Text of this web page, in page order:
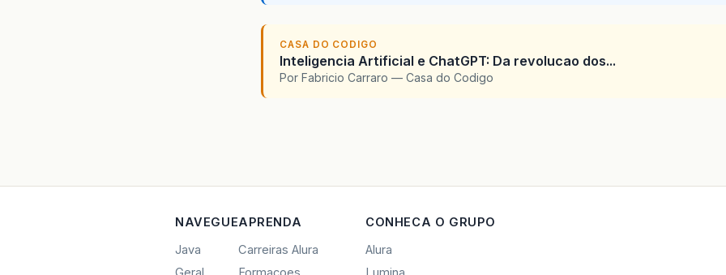
CASA DO CODIGO
Inteligencia Artificial e ChatGPT: Da revolucao dos...
Por Fabricio Carraro — Casa do Codigo
NAVEGUE
Java
APRENDA
Carreiras Alura
CONHECA O GRUPO
Alura